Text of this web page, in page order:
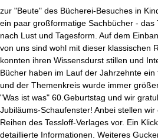
zur "Beute" des Bücherei-Besuches in
ein paar großformatige Sachbücher - das
nach Lust und Tagesform. Auf dem
von uns sind wohl mit dieser klassischen
konnten ihren Wissensdurst stillen und
Bücher haben im Lauf der Jahrzehnte
und der Themenkreis wurde immer
"Was ist was" 60.Geburtstag und wir
Jubiläums-Schaufenster! Anbei stellen
Reihen des Tessloff-Verlages vor. Ein
detaillierte Informationen. Weiteres